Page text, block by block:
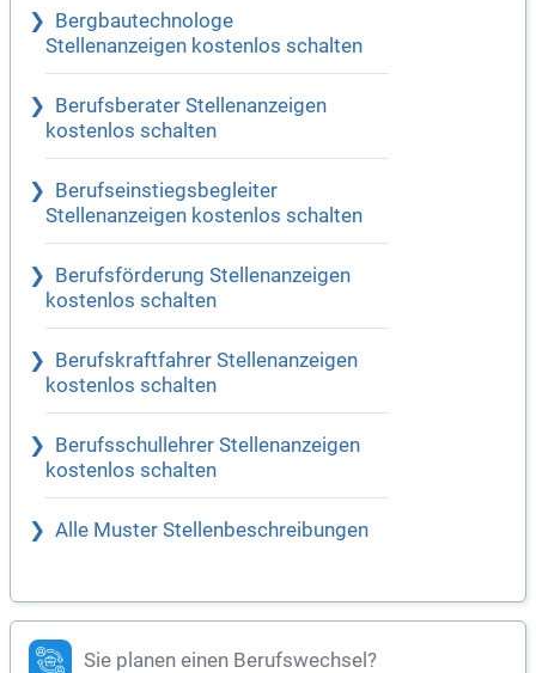
Bergbautechnologe
Stellenanzeigen kostenlos schalten
Berufsberater Stellenanzeigen
kostenlos schalten
Berufseinstiegsbegleiter
Stellenanzeigen kostenlos schalten
Berufsförderung Stellenanzeigen
kostenlos schalten
Berufskraftfahrer Stellenanzeigen
kostenlos schalten
Berufsschullehrer Stellenanzeigen
kostenlos schalten
Alle Muster Stellenbeschreibungen
Sie planen einen Berufswechsel?